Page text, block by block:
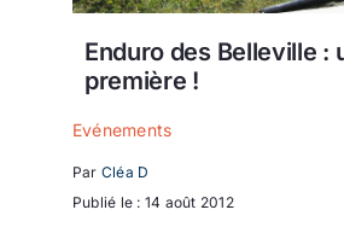
Enduro des Belleville :
première !
Evénements
Par Cléa D
Publié le : 14 août 2012